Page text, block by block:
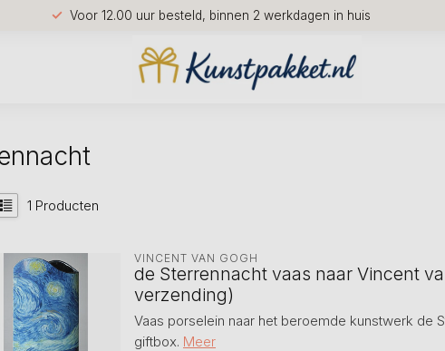
Voor 12.00 uur besteld, binnen 2 werkdagen in huis
1 Producten
VINCENT VAN GOGH
de Sterrennacht vaas naar Vincent
verzending)
Vaas porselein naar het beroemde kunstwerk de
giftbox. Meer